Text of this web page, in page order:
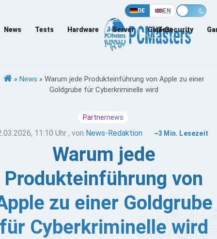
DE EN
News Tests Hardware Server Games
IT-Security
» News » Warum jede Produkteinführung von Apple zu einer
Goldgrube für Cyberkriminelle wird
Partnernews
11:10 Uhr , von News-Redaktion ~3 Min. Lesezeit
Warum jede
Produkteinführung von
zu einer Goldgrube
Cyberkriminelle wird